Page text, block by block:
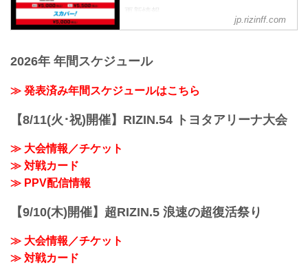
19:00〜20:00頃
※試合内容、イベント進行によって終了
予定時間が前後することがありますので
会場
央体育館）
Osaka Metro中央線「朝潮橋」 2A出口す
アクセス | 丸...
更新情報
4月1日（土）丸善インテックアリーナ大
PPV配信チケットがABEMA、U-NEXT、
中だ！
会場に来れない方はお好きな配信サービ
コード 番組名・その他
jp.rizinff.com
2026年 年間スケジュール
≫ 発表済み年間スケジュールはこちら
【8/11(火･祝)開催】RIZIN.54 トヨタアリーナ大会
≫ 大会情報／チケット
≫ 対戦カード
≫ PPV配信情報
【9/10(木)開催】超RIZIN.5 浪速の超復活祭り
≫ 大会情報／チケット
≫ 対戦カード